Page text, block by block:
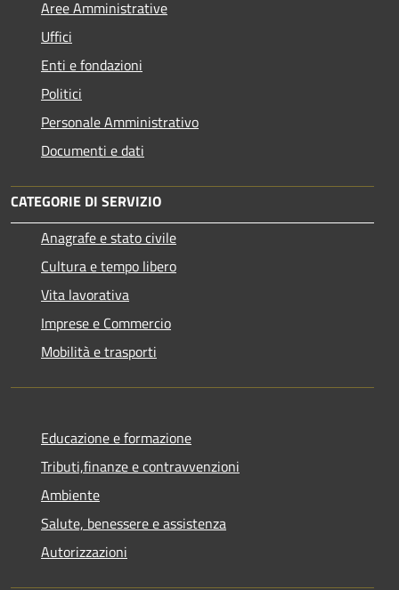
Aree Amministrative
Uffici
Enti e fondazioni
Politici
Personale Amministrativo
Documenti e dati
CATEGORIE DI SERVIZIO
Anagrafe e stato civile
Cultura e tempo libero
Vita lavorativa
Imprese e Commercio
Mobilità e trasporti
Educazione e formazione
Tributi,finanze e contravvenzioni
Ambiente
Salute, benessere e assistenza
Autorizzazioni